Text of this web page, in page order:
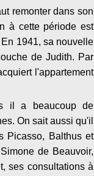
remonter dans son
à cette période est
1941, sa nouvelle
de Judith. Par
l'appartement
il a beaucoup de
On sait aussi qu'il
Picasso, Balthus et
de Beauvoir,
ses consultations à